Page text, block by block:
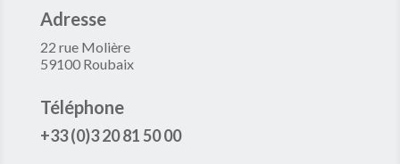
Adresse
22 rue Molière
59100 Roubaix
Téléphone
+33 (0)3 20 81 50 00